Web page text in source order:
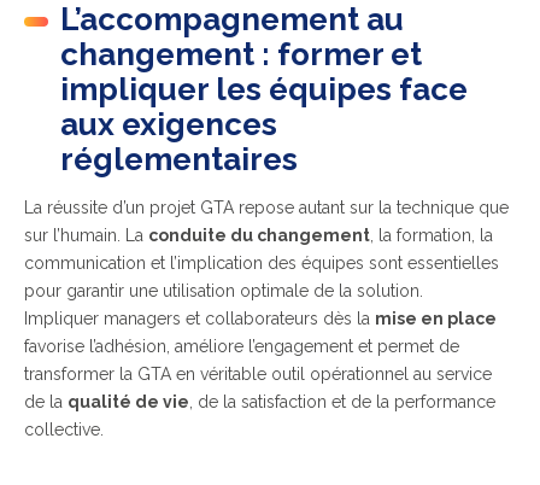
L’accompagnement au
changement : former et
impliquer les équipes face
aux exigences
réglementaires
La réussite d’un projet GTA repose autant sur la technique que
sur l’humain. La conduite du changement , la formation, la
communication et l’implication des équipes sont essentielles
pour garantir une utilisation optimale de la solution.
Impliquer managers et collaborateurs dès la mise en place
favorise l’adhésion, améliore l’engagement et permet de
transformer la GTA en véritable outil opérationnel au service
de la qualité de vie , de la satisfaction et de la performance
collective.